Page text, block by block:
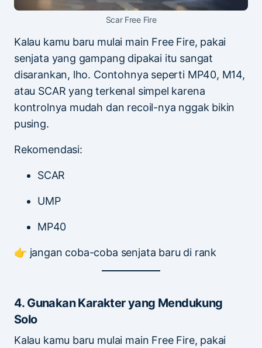
Scar Free Fire
Kalau kamu baru mulai main Free Fire, pakai
senjata yang gampang dipakai itu sangat
disarankan, lho. Contohnya seperti MP40, M14,
atau SCAR yang terkenal simpel karena
kontrolnya mudah dan recoil-nya nggak bikin
pusing.
Rekomendasi:
SCAR
UMP
MP40
👉 jangan coba-coba senjata baru di rank
4. Gunakan Karakter yang Mendukung
Solo
Kalau kamu baru mulai main Free Fire, pakai